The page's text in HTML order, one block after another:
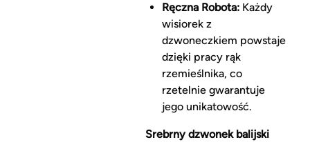
Ręczna Robota:Każdy
wisiorek z
dzwoneczkiem powstaje
dzięki pracy rąk
rzemieślnika, co
rzetelnie gwarantuje
jego unikatowość.
Srebrny dzwonek balijski